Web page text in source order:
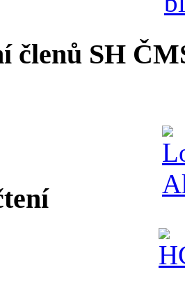
členů SH